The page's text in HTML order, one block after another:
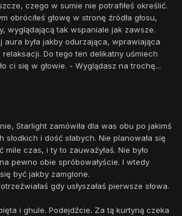
czego w sumie nie potrafiłeś określić.
obróciłeś głowę w stronę źródła głosu,
wyglądającą tak wspaniale jak zawsze.
aura była jakby odurzająca, wprawiająca
Do tego ten delikatny uśmiech
ci się w głowie. - Wyglądasz na trochę...
Starlight zamówiła dla was obu po jakimś
słodkich i dość słabych. Nie planowała się
czas, i ty to zauważyłaś. Nie było
pewno obie spróbowałyście. I wtedy
być jakby zamglone.
gdy usłyszałaś pierwsze słowa.
i ghule. Podejdźcie. Za tą kurtyną czeka